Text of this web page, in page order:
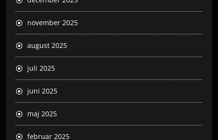
november 2025
august 2025
juli 2025
juni 2025
maj 2025
februar 2025